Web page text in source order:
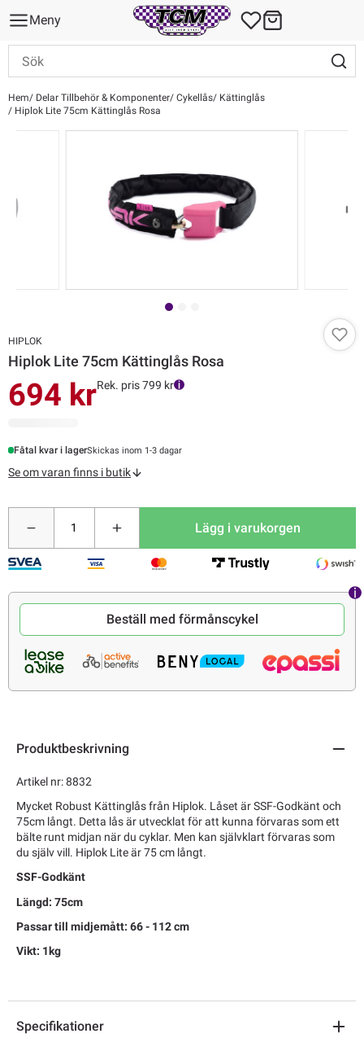
Meny
Hem Delar Tillbehör & Komponenter Cykellås
Kättinglås
Hiplok Lite 75cm Kättinglås Rosa
HIPLOK
Hiplok Lite 75cm Kättinglås Rosa
694 krRek. pris 799 kr
Fåtal kvar i lagerSkickas inom 1-3 dagar
Se om varan finns i butik
Lägg i varukorgen
Beställ med förmånscykel
Produktbeskrivning
Artikel nr: 8832
Mycket Robust Kättinglås från Hiplok. Låset är SSF-Godkänt och
75cm långt. Detta lås är utvecklat för att kunna förvaras som ett
bälte runt midjan när du cyklar. Men kan självklart förvaras som
du själv vill. Hiplok Lite är 75 cm långt.
SSF-Godkänt
Längd: 75cm
Passar till midjemått: 66 - 112 cm
Vikt: 1kg
Specifikationer